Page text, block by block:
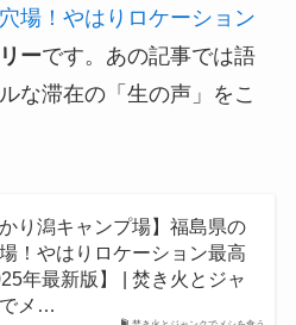
場！やはりロケーション
ーです。あの記事では語
な滞在の「生の声」をこ
かり潟キャンプ場】福島県の
！やはりロケーション最高
年最新版】 | 焚き火とジャ
メ…